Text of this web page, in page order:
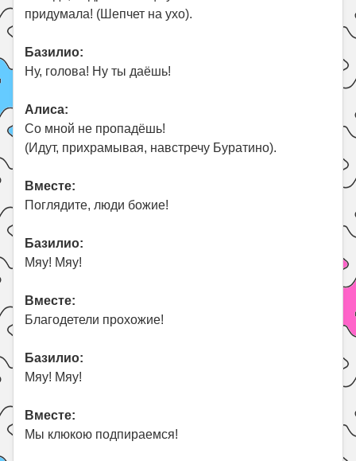
придумала! (Шепчет на ухо).
Базилио:
Ну, голова! Ну ты даёшь!
Алиса:
Со мной не пропадёшь!
(Идут, прихрамывая, навстречу Буратино).
Вместе:
Поглядите, люди божие!
Базилио:
Мяу! Мяу!
Вместе:
Благодетели прохожие!
Базилио:
Мяу! Мяу!
Вместе:
Мы клюкою подпираемся!